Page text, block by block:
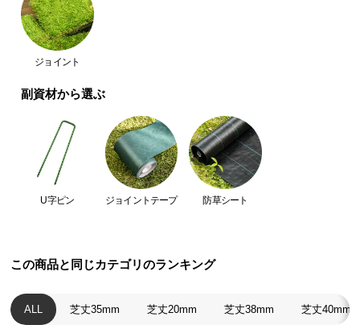
に
つ
い
て
サ
つ
て
天然芝のようなハイクオリティ人工芝
特殊な「つや消し加工」
当社プロトタ
ジョイント
副資材から選ぶ
U字ピン ジョイントテープ 防草シート
この商品と同じカテゴリのランキング
ALL 芝丈35mm 芝丈20mm 芝丈38mm 芝丈40mm